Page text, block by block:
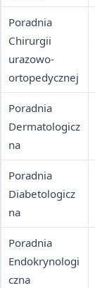
Poradnia
Chirurgii
urazowo-
ortopedycznej
Poradnia
Dermatologicz
na
Poradnia
Diabetologicz
na
Poradnia
Endokrynologi
czna